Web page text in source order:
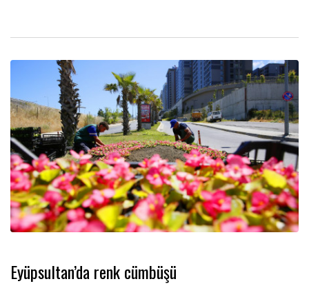
Eyüpsultan’da renk cümbüşü